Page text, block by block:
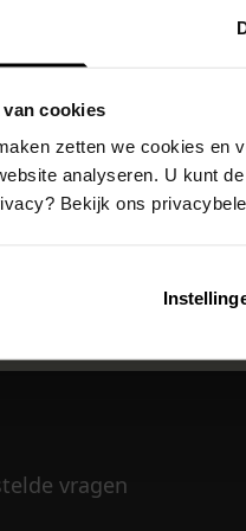
cookies
zetten we cookies en
analyseren. U kunt
Bekijk ons
deze pagina te kunnen bekijken.
vragen